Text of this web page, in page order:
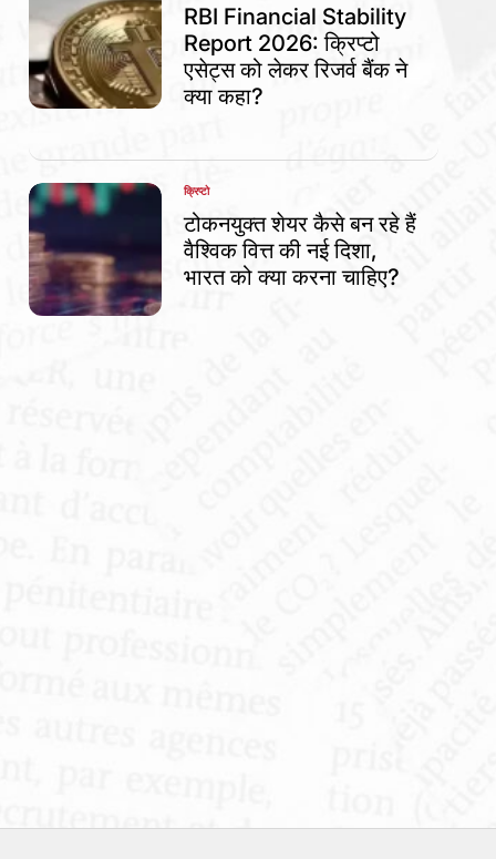
IN
RBI Financial Stability
Report 2026: क्रिप्टो
एसेट्स को लेकर रिजर्व बैंक ने
क्या कहा?
POSTED
IN
क्रिप्टो
टोकनयुक्त शेयर कैसे बन रहे हैं
वैश्विक वित्त की नई दिशा,
भारत को क्या करना चाहिए?